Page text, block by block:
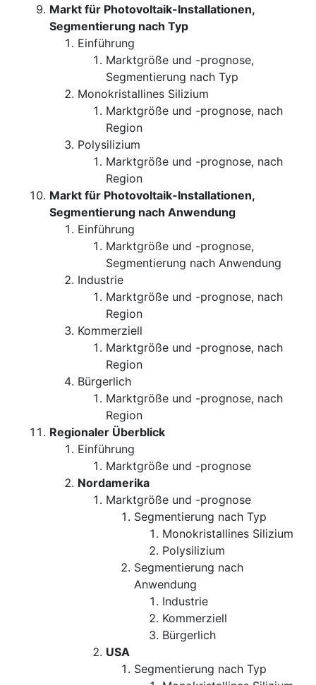
Markt für Photovoltaik-Installationen,
Segmentierung nach Typ
Einführung
Marktgröße und -prognose,
Segmentierung nach Typ
Monokristallines Silizium
Marktgröße und -prognose, nach
Region
Polysilizium
Marktgröße und -prognose, nach
Region
Markt für Photovoltaik-Installationen,
Segmentierung nach Anwendung
Einführung
Marktgröße und -prognose,
Segmentierung nach Anwendung
Industrie
Marktgröße und -prognose, nach
Region
Kommerziell
Marktgröße und -prognose, nach
Region
Bürgerlich
Marktgröße und -prognose, nach
Region
Regionaler Überblick
Einführung
Marktgröße und -prognose
Nordamerika
Marktgröße und -prognose
Segmentierung nach Typ
Monokristallines Silizium
Polysilizium
Segmentierung nach
Anwendung
Industrie
Kommerziell
Bürgerlich
USA
Segmentierung nach Typ